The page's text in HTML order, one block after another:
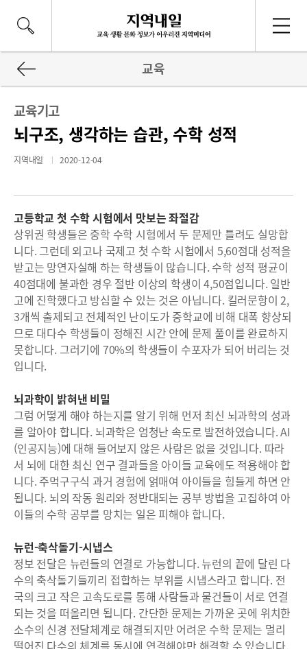
교육
교육기고
뇌구조, 생각하는 습관, 수학 성적
지역내일 2020-12-04
고등학교 첫 수학 시험에서 맛보는 좌절감
상위권 학생들은 중학 수학 시험에서 두 문제만 틀려도 실망합
니다. 그런데 외고나 국제고 첫 수학 시험에서 5,60점대 성적을
받고는 망연자실해 하는 학생들이 많습니다. 수학 성적 평균이
40점대에 불과한 경우 절반 이상의 학생이 4,50점입니다. 일반
고에 진학했다고 방심할 수 있는 것은 아닙니다. 킬러문항이 2,
3개씩 출제되고 전체적인 난이도가 중학교에 비해 대폭 향상되
므로 대다수 학생들이 정해진 시간 안에 문제 풀이를 완료하지
못합니다. 그러기에 70%의 학생들이 수포자가 되어 버리는 것
입니다.
뇌과학이 밝혀낸 비밀
그럼 어떻게 해야 하는지를 알기 위해 먼저 최신 뇌과학의 성과
를 알아야 합니다. 뇌과학은 엄청난 속도로 발전하였습니다. AI
(인공지능)에 대해 들어보지 않은 사람은 없을 것입니다. 따라
서 뇌에 대한 최신 연구 결과들을 아이들 교육에도 적용해야 합
니다. 주먹구구식 과거 경험에 얽매여 아이들을 힘들게 하면 안
됩니다. 뇌의 작동 원리와 정반대되는 공부 방법을 고집하여 아
이들의 수학 공부를 망치는 일은 피해야 합니다.
뉴런-축삭돌기-시냅스
정보 전달은 뉴런들의 연결로 가능합니다. 뉴런의 끝에 달린 다
수의 축삭돌기들끼리 접합하는 부위를 시냅스라고 합니다. 전
국의 크고 작은 고속도로를 통해 사람들과 물건들이 서로 연결
되는 것을 떠올리면 됩니다. 간단한 문제는 가까운 곳에 위치한
소수의 신경 전달체계로 해결되지만 어려운 수학 문제는 멀리
떨어진 다수의 체계를 동시에 연결해야만 해결할 수 있습니다.